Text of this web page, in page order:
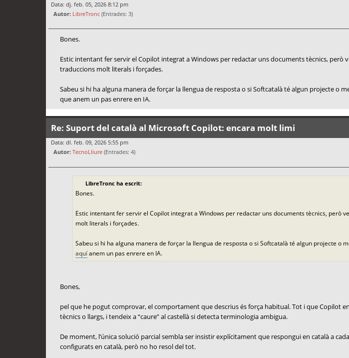
Data: dj. feb. 05, 2026 8:12 pm
Autor: LibreTronc (Entrades: 3)
Bones.
Estic intentant fer servir el Copilot integrat a Windows per redactar uns documents tècnics, però
traduccions molt literals i forçades.
Sabeu si hi ha alguna manera de forçar la llengua de resposta o si Softcatalà té algun projecte o
que anem un pas enrere en IA.
Re: Suport del català al Microsoft Copilot: encara molt limi
Data: dl. feb. 09, 2026 5:55 pm
Autor: TecnoLliure (Entrades: 4)
LibreTronc ha escrit:
Bones.
Estic intentant fer servir el Copilot integrat a Windows per redactar uns documents tècnics, però
molt literals i forçades.
Sabeu si hi ha alguna manera de forçar la llengua de resposta o si Softcatalà té algun projecte
aquíanem un pas enrere en IA.
Bones,
pel que he pogut comprovar, el comportament que descrius és força habitual. Tot i que Copilot
tècnics o llargs, i tendeix a “caure” al castellà si detecta terminologia ambigua.
De moment, l’única solució parcial sembla ser insistir explícitament que respongui en català a
configurats en català, però no ho resol del tot.